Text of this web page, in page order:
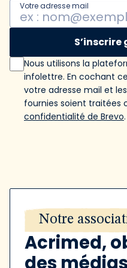
Votre adresse mail
Nous utilisons la
infolettre. En cochant
votre adresse mail et
fournies soient traitées
confidentialité de Brevo.
Notre
Acrimed,
des médias